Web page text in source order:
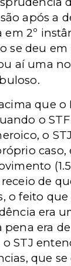
após a
2º
se deu em
aí uma
que o
o
o
caso,
de
o feito
era
pena era
STJ
que